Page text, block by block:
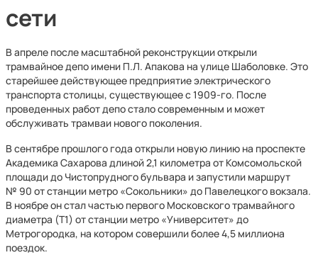
сети
В апреле после масштабной реконструкции открыли
трамвайное депо имени П.Л. Апакова на улице Шаболовке. Это
старейшее действующее предприятие электрического
транспорта столицы, существующее с 1909-го. После
проведенных работ депо стало современным и может
обслуживать трамваи нового поколения.
В сентябре прошлого года открыли новую линию на проспекте
Академика Сахарова длиной 2,1 километра от Комсомольской
площади до Чистопрудного бульвара и запустили маршрут
№ 90 от станции метро «Сокольники» до Павелецкого вокзала.
В ноябре он стал частью первого Московского трамвайного
диаметра (Т1) от станции метро «Университет» до
Метрогородка, на котором совершили более 4,5 миллиона
поездок.